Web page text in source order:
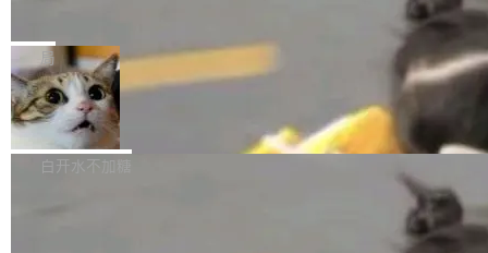
质的最低采样率）的音频格式将被拒绝 修复了 C
SS 圆角虚线样式中可能存在的问题 如果表单中
的图像元素不在同一个子树中，则它们将不再关
联 加...
最强的若干项。对于尚未正式发版的 PG 19，则
通过拉取过去一年内（从 PG 18 Beta1 时间点
至今）的所有 commit，同样交由 AI 分析提炼。
经过人工复核，准确度令人满意。这一方法也为
社区爱好者提供了高效跟踪新版本的思路。
维护工作一直与我的日常工作、家务、社交生活
和休闲娱乐竞争时间。" 这是 libexpat 维护者 S
ebastian Pipping 写在博客里的话。8 月 4 日，
他宣布了一个新消息：从 2026 年 8 月 1 日起，
他可以全职维护 libexpat 了，最长 6 个月。发
局
Firefox 153.0.3 发布
Firefox 153.0.3 现已发布，具体更新内容如
下： New Smart Window 包含多项增强功能：
白开水不加糖